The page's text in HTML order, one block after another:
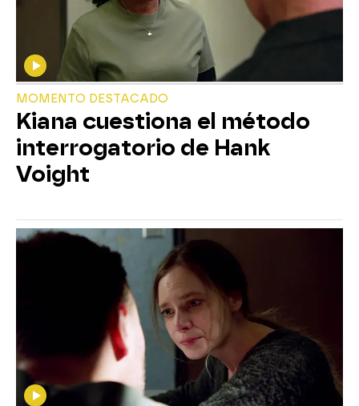
MOMENTO DESTACADO
Kiana cuestiona el método
interrogatorio de Hank
Voight